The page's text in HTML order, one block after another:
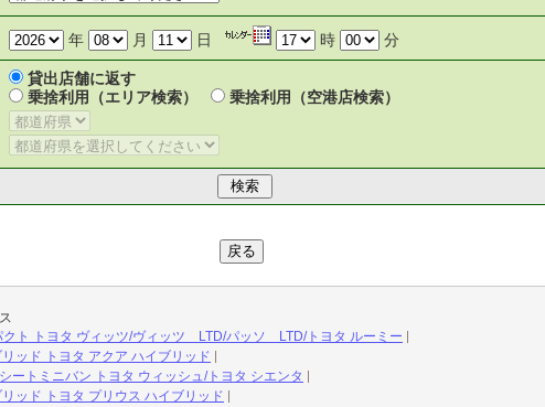
年 月 日 時 分
貸出店舗に返す
乗捨利用（エリア検索）
乗捨利用（空港店検索）
クト トヨタ ヴィッツ/ヴィッツ LTD/パッソ LTD/トヨタ ルーミー
ッド トヨタ アクア ハイブリッド
ートミニバン トヨタ ウィッシュ/トヨタ シエンタ
ッド トヨタ プリウス ハイブリッド